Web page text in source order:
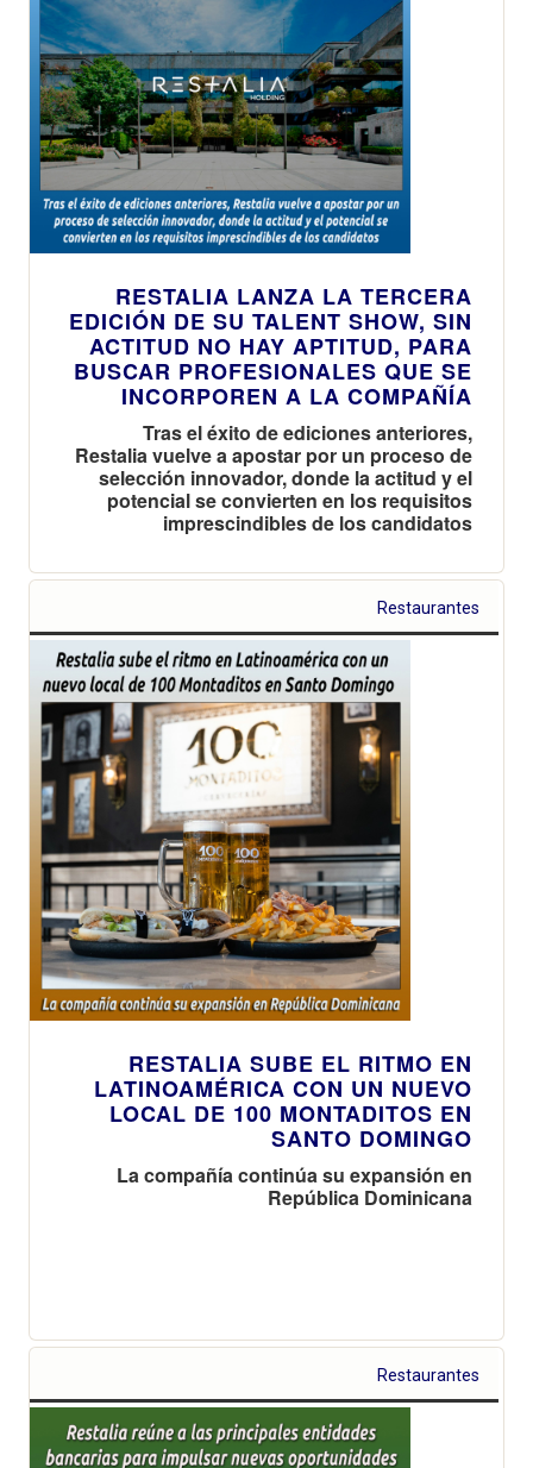
RESTALIA LANZA LA TERCERA
EDICIÓN DE SU TALENT SHOW, SIN
ACTITUD NO HAY APTITUD, PARA
BUSCAR PROFESIONALES QUE SE
INCORPOREN A LA COMPAÑÍA
Tras el éxito de ediciones anteriores,
Restalia vuelve a apostar por un proceso de
selección innovador, donde la actitud y el
potencial se convierten en los requisitos
imprescindibles de los candidatos
Restaurantes
RESTALIA SUBE EL RITMO EN
LATINOAMÉRICA CON UN NUEVO
LOCAL DE 100 MONTADITOS EN
SANTO DOMINGO
La compañía continúa su expansión en
República Dominicana
Restaurantes